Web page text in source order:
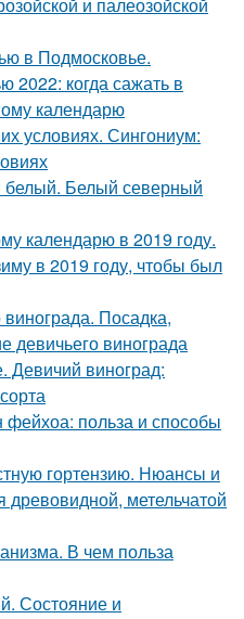
в Подмосковье.
2022: когда сажать в
календарю
условиях. Сингониум:
белый. Белый северный
календарю в 2019 году.
в 2019 году, чтобы был
Посадка,
винограда
Девичий виноград:
фейхоа: польза и способы
гортензию. Нюансы и
метельчатой
В чем польза
Состояние и